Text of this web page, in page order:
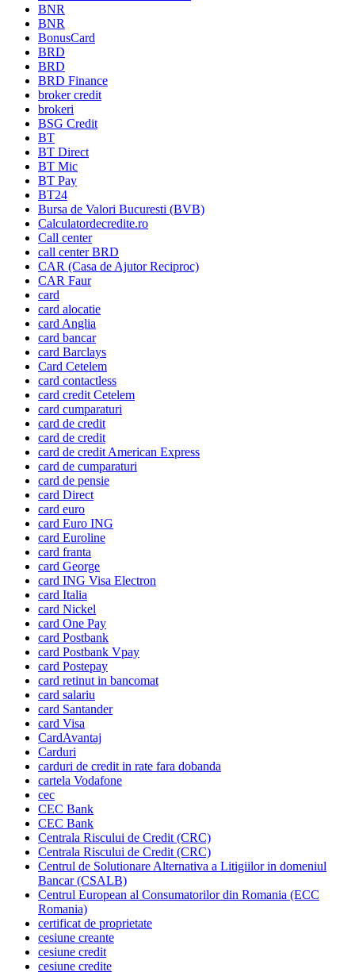
BNR
BNR
BonusCard
BRD
BRD
BRD Finance
broker credit
brokeri
BSG Credit
BT
BT Direct
BT Mic
BT Pay
BT24
Bursa de Valori Bucuresti (BVB)
Calculatordecredite.ro
Call center
call center BRD
CAR (Casa de Ajutor Reciproc)
CAR Faur
card
card alocatie
card Anglia
card bancar
card Barclays
Card Cetelem
card contactless
card credit Cetelem
card cumparaturi
card de credit
card de credit
card de credit American Express
card de cumparaturi
card de pensie
card Direct
card euro
card Euro ING
card Euroline
card franta
card George
card ING Visa Electron
card Italia
card Nickel
card One Pay
card Postbank
card Postbank Vpay
card Postepay
card retinut in bancomat
card salariu
card Santander
card Visa
CardAvantaj
Carduri
carduri de credit in rate fara dobanda
cartela Vodafone
cec
CEC Bank
CEC Bank
Centrala Riscului de Credit (CRC)
Centrala Riscului de Credit (CRC)
Centrul de Solutionare Alternativa a Litigiilor in domeniul
Bancar (CSALB)
Centrul European al Consumatorilor din Romania (ECC
Romania)
certificat de proprietate
cesiune creante
cesiune credit
cesiune credite